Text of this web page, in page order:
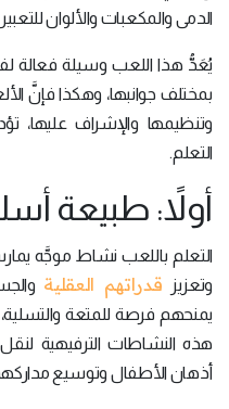
الدمى والمكعبات والألوان
يُعَدُّ هذا اللعب وسيلة
بمختلف جوانبها، وهكذا فإنَّ
وتنظيمها والإشراف عليها،
التعلم.
أولاً: طبيعة
التعلم باللعب نشاط موجَّه
وتعزيز قدراتهم العقلية
يمنحهم فرصة للمتعة
هذه النشاطات الترفيهية
أذهان الأطفال وتوسيع